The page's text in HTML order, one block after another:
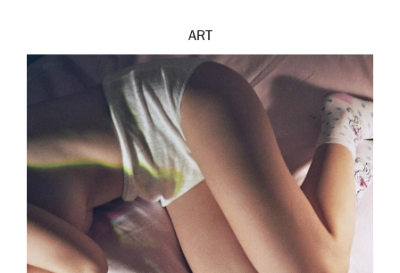
ART